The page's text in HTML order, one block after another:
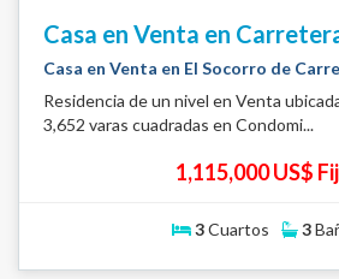
Casa en Venta en
Casa en Venta en El Socorro de
Residencia de un nivel en Venta
3,652 varas cuadradas en Condomi...
1,115,000 US$
3Cuartos 3